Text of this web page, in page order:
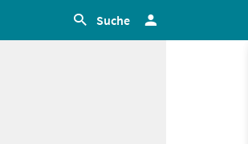
Suche